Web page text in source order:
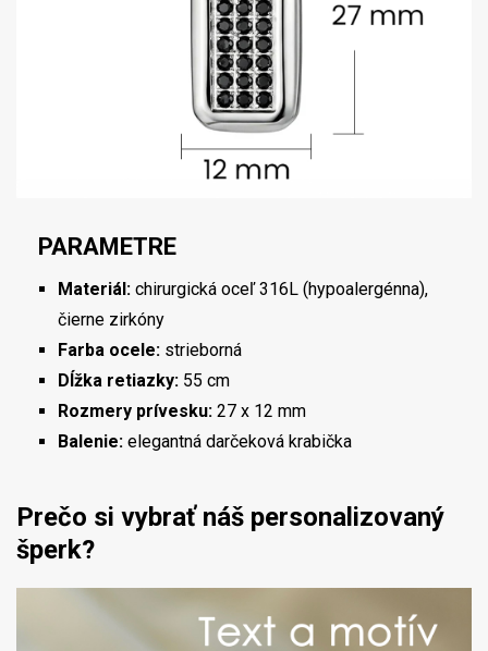
PARAMETRE
Materiál: chirurgická oceľ 316L (hypoalergénna),
čierne zirkóny
Farba ocele: strieborná
Dĺžka retiazky: 55 cm
Rozmery prívesku: 27 x 12 mm
Balenie: elegantná darčeková krabička
Prečo si vybrať náš personalizovaný
šperk?